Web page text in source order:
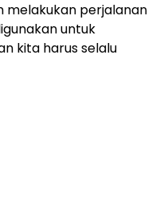
melakukan perjalanan
untuk
kita harus selalu